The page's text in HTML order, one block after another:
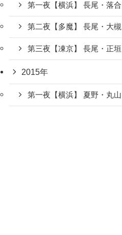
第一夜【横浜】 長尾・落合
第二夜【多魔】 長尾・大槻
第三夜【凍京】 長尾・正垣
2015年
第一夜【横浜】 夏野・丸山